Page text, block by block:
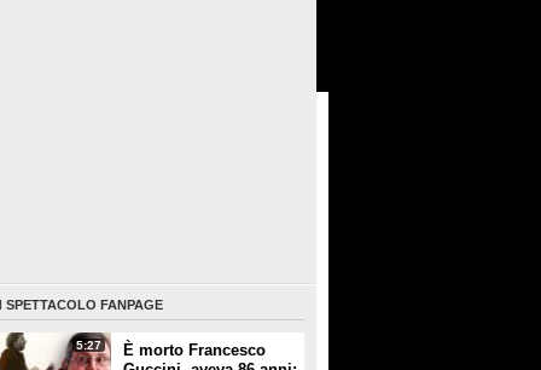
SPETTACOLO FANPAGE
5:27
È morto Francesco